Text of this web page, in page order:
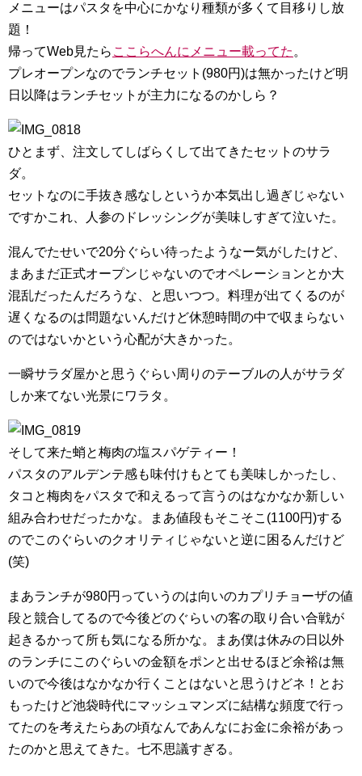
メニューはパスタを中心にかなり種類が多くて目移りし放
題！
帰ってWeb見たら ここらへんにメニュー載ってた 。
プレオープンなのでランチセット(980円)は無かったけど明
日以降はランチセットが主力になるのかしら？
ひとまず、注文してしばらくして出てきたセットのサラ
ダ。
セットなのに手抜き感なしというか本気出し過ぎじゃない
ですかこれ、人参のドレッシングが美味しすぎて泣いた。
混んでたせいで20分ぐらい待ったようなー気がしたけど、
まあまだ正式オープンじゃないのでオペレーションとか大
混乱だったんだろうな、と思いつつ。料理が出てくるのが
遅くなるのは問題ないんだけど休憩時間の中で収まらない
のではないかという心配が大きかった。
一瞬サラダ屋かと思うぐらい周りのテーブルの人がサラダ
しか来てない光景にワラタ。
そして来た蛸と梅肉の塩スパゲティー！
パスタのアルデンテ感も味付けもとても美味しかったし、
タコと梅肉をパスタで和えるって言うのはなかなか新しい
組み合わせだったかな。まあ値段もそこそこ(1100円)する
のでこのぐらいのクオリティじゃないと逆に困るんだけど
(笑)
まあランチが980円っていうのは向いのカプリチョーザの値
段と競合してるので今後どのぐらいの客の取り合い合戦が
起きるかって所も気になる所かな。まあ僕は休みの日以外
のランチにこのぐらいの金額をポンと出せるほど余裕は無
いので今後はなかなか行くことはないと思うけどネ！とお
もったけど池袋時代にマッシュマンズに結構な頻度で行っ
てたのを考えたらあの頃なんであんなにお金に余裕があっ
たのかと思えてきた。七不思議すぎる。